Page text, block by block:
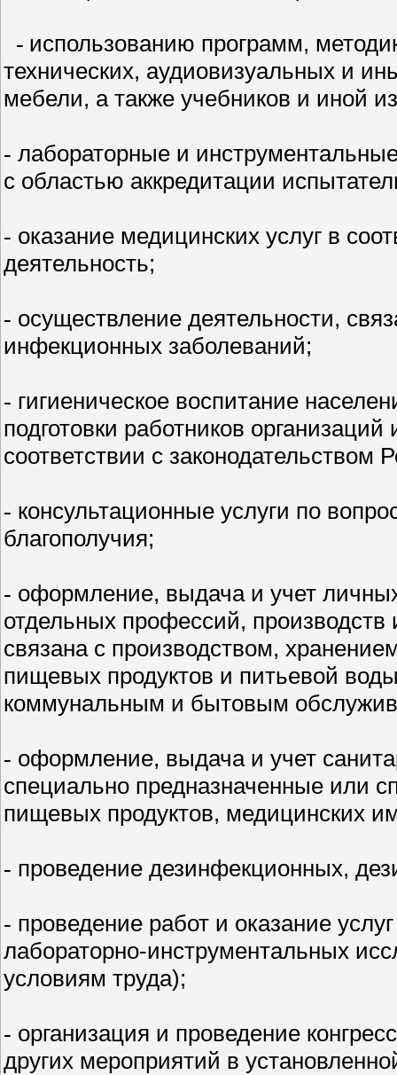
- использованию программ,
технических, аудиовизуальных и
мебели, а также учебников и иной
- лабораторные и
с областью аккредитации
- оказание медицинских услуг в
деятельность;
- осуществление деятельности,
инфекционных заболеваний;
- гигиеническое воспитание
подготовки работников
соответствии с законодательством
- консультационные услуги по
благополучия;
- оформление, выдача и учет
отдельных профессий, производств
связана с производством,
пищевых продуктов и питьевой
коммунальным и бытовым
- оформление, выдача и учет
специально предназначенные или
пищевых продуктов, медицинских
- проведение дезинфекционных,
- проведение работ и оказание
лабораторно-инструментальных
условиям труда);
- организация и проведение
других мероприятий в